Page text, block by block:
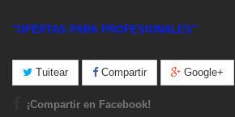
"OFERTAS PARA PROFESIONALES"
Tuitear Compartir Google+
¡Compartir en Facebook!